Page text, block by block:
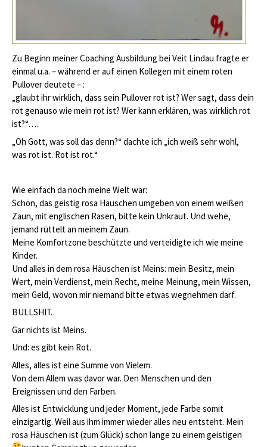
Zu Beginn meiner Coaching Ausbildung bei Veit Lindau fragte er
einmal u.a. – während er auf einen Kollegen mit einem roten
Pullover deutete – :
„glaubt ihr wirklich, dass sein Pullover rot ist? Wer sagt, dass dein
rot genauso wie mein rot ist? Wer kann erklären, was wirklich rot
ist?“….
„Oh Gott, was soll das denn?“ dachte ich „ich weiß sehr wohl,
was rot ist. Rot ist rot.“
Wie einfach da noch meine Welt war:
Schön, das geistig rosa Häuschen umgeben von einem weißen
Zaun, mit englischen Rasen, bitte kein Unkraut. Und wehe,
jemand rüttelt an meinem Zaun.
Meine Komfortzone beschützte und verteidigte ich wie meine
Kinder.
Und alles in dem rosa Häuschen ist Meins: mein Besitz, mein
Wert, mein Verdienst, mein Recht, meine Meinung, mein Wissen,
mein Geld, wovon mir niemand bitte etwas wegnehmen darf.
BULLSHIT.
Gar nichts ist Meins.
Und: es gibt kein Rot.
Alles, alles ist eine Summe von Vielem.
Von dem Allem was davor war. Den Menschen und den
Ereignissen und den Farben.
Alles ist Entwicklung und jeder Moment, jede Farbe somit
einzigartig. Weil aus ihm immer wieder alles neu entsteht. Mein
rosa Häuschen ist (zum Glück) schon lange zu einem geistigen